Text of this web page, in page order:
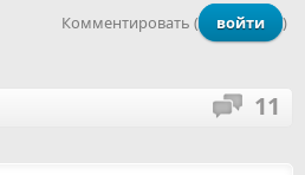
Комментировать (
войти )
11